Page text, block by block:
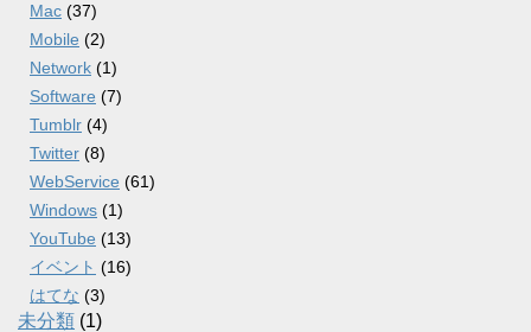
Mac (37)
Mobile (2)
Network (1)
Software (7)
Tumblr (4)
Twitter (8)
WebService (61)
Windows (1)
YouTube (13)
イベント (16)
はてな (3)
未分類 (1)